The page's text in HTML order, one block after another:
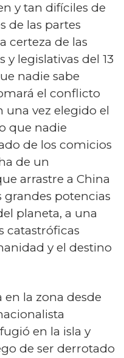
y tan difíciles de
de las partes
certeza de las
y legislativas del 13
nadie sabe
el conflicto
una vez elegido el
que nadie
de los comicios
de un
arrastre a China
grandes potencias
planeta, a una
catastróficas
y el destino
en la zona desde
en la isla y
de ser derrotado